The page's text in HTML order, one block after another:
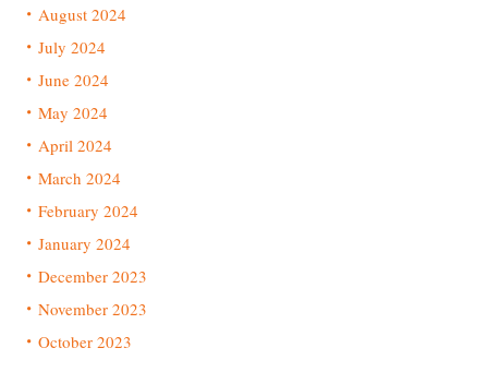
August 2024
July 2024
June 2024
May 2024
April 2024
March 2024
February 2024
January 2024
December 2023
November 2023
October 2023